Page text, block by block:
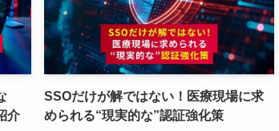
介
SSOだけが解ではない！医療現場に求
められる“現実的な”認証強化策